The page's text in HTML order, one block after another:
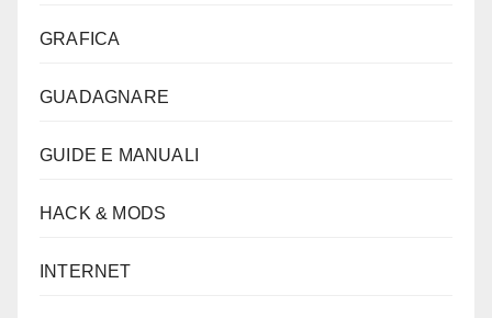
GRAFICA
GUADAGNARE
GUIDE E MANUALI
HACK & MODS
INTERNET